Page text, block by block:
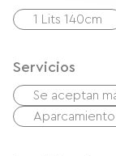
1 Lits 140cm
Servicios
Se aceptan